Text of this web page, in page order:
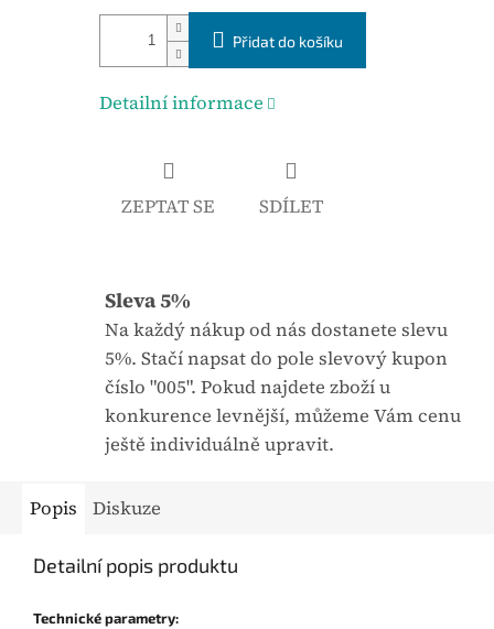
d
k
t
z
5
h
v
ě
z
i
e
.
á
e
n
Přidat do košíku
Detailní informace
ZEPTAT SE SDÍLET
Sleva 5%
Na každý nákup od nás dostanete slevu
5%. Stačí napsat do pole slevový kupon
číslo "005". Pokud najdete zboží u
konkurence levnější, můžeme Vám cenu
ještě individuálně upravit.
Popis Diskuze
Detailní popis produktu
Technické parametry: